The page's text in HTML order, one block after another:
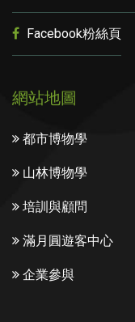
Facebook粉絲頁
網站地圖
都市博物學
山林博物學
培訓與顧問
滿月圓遊客中心
企業參與